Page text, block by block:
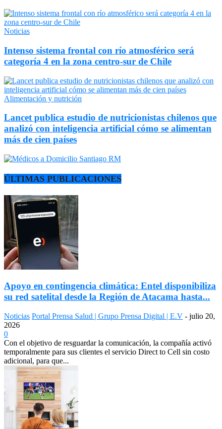
Noticias
Intenso sistema frontal con río atmosférico será
categoría 4 en la zona centro-sur de Chile
Alimentación y nutrición
Lancet publica estudio de nutricionistas chilenos que
analizó con inteligencia artificial cómo se alimentan
más de cien países
ÚLTIMAS PUBLICACIONES
Apoyo en contingencia climática: Entel disponibiliza
su red satelital desde la Región de Atacama hasta...
Noticias Portal Prensa Salud | Grupo Prensa Digital | E.V - julio 20,
2026
0
Con el objetivo de resguardar la comunicación, la compañía activó
temporalmente para sus clientes el servicio Direct to Cell sin costo
adicional, para que...